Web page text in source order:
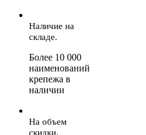
Наличие на
складе.
Более 10 000
наименований
крепежа в
наличии
На объем
скидки.